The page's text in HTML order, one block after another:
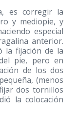
es corregir la
y mediopie, y
especial
anterior.
la fijación de la
pie, pero en
de los dos
(menos
dos tornillos
la colocación